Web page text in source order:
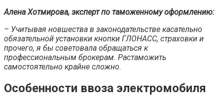
Алена Хотмирова, эксперт по таможенному оформлению:
– Учитывая новшества в законодательстве касательно
обязательной установки кнопки ГЛОНАСС, страховки и
прочего, я бы советовала обращаться к
профессиональным брокерам. Растаможить
самостоятельно крайне сложно.
Особенности ввоза электромобиля